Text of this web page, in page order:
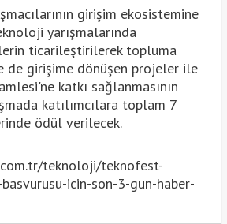
girişim ekosistemine
yarışmalarında
ticarileştirilerek topluma
de girişime dönüşen projeler ile
katkı sağlanmasının
katılımcılara toplam 7
ödül verilecek.
teknoloji/teknofest-
icin-son-3-gun-haber-